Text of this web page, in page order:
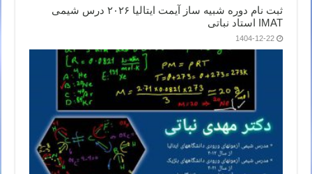
ثبت نام دوره شبیه ساز آیمت ایتالیا ۲۰۲۶ درس شیمی
IMAT استاد نباتی
1404-12-22